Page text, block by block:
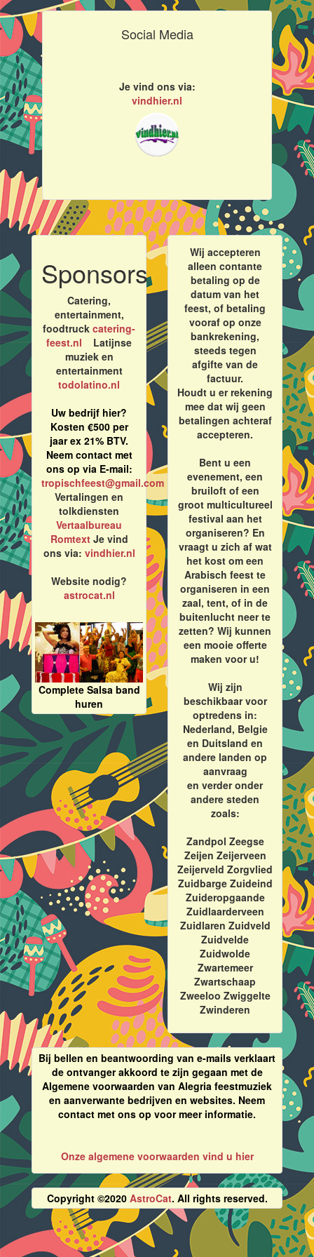
Social Media
Je vind ons via:
vindhier.nl
Sponsors
Catering,
entertainment,
foodtruck catering-
feest.nl Latijnse
muziek en
entertainment
todolatino.nl
Uw bedrijf hier?
Kosten €500 per
jaar ex 21% BTV.
Neem contact met
ons op via E-mail:
tropischfeest@gmail.com
Vertalingen en
tolkdiensten
Vertaalbureau
RomtextJe vind
ons via: vindhier.nl
Website nodig?
astrocat.nl
Complete Salsa band
huren
Wij accepteren
alleen contante
betaling op de
datum van het
feest, of betaling
vooraf op onze
bankrekening,
steeds tegen
afgifte van de
factuur.
Houdt u er rekening
mee dat wij geen
betalingen achteraf
accepteren.
Bent u een
evenement, een
bruiloft of een
groot multicultureel
festival aan het
organiseren? En
vraagt u zich af wat
het kost om een
Arabisch feest te
organiseren in een
zaal, tent, of in de
buitenlucht neer te
zetten? Wij kunnen
een mooie offerte
maken voor u!
Wij zijn
beschikbaar voor
optredens in:
Nederland, Belgie
en Duitsland en
andere landen op
aanvraag
en verder onder
andere steden
zoals:
Zandpol Zeegse
Zeijen Zeijerveen
Zeijerveld Zorgvlied
Zuidbarge Zuideind
Zuideropgaande
Zuidlaarderveen
Zuidlaren Zuidveld
Zuidvelde
Zuidwolde
Zwartemeer
Zwartschaap
Zweeloo Zwiggelte
Zwinderen
Bij bellen en beantwoording van e-mails verklaart
de ontvanger akkoord te zijn gegaan met de
Algemene voorwaarden van Alegria feestmuziek
en aanverwante bedrijven en websites. Neem
contact met ons op voor meer informatie.
Onze algemene voorwaarden vind u hier
Copyright ©2020 AstroCat. All rights reserved.